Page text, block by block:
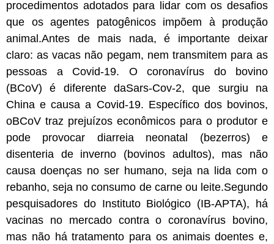
procedimentos adotados para lidar com os desafios
que os agentes patogênicos impõem à produção
animal.Antes de mais nada, é importante deixar
claro: as vacas não pegam, nem transmitem para as
pessoas a Covid-19. O coronavírus do bovino
(BCoV) é diferente daSars-Cov-2, que surgiu na
China e causa a Covid-19. Específico dos bovinos,
oBCoV traz prejuízos econômicos para o produtor e
pode provocar diarreia neonatal (bezerros) e
disenteria de inverno (bovinos adultos), mas não
causa doenças no ser humano, seja na lida com o
rebanho, seja no consumo de carne ou leite.Segundo
pesquisadores do Instituto Biológico (IB-APTA), há
vacinas no mercado contra o coronavírus bovino,
mas não há tratamento para os animais doentes e,